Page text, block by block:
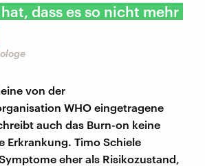
dass es so nicht mehr
von der
WHO eingetragene
auch das Burn-on keine
Erkrankung. Timo Schiele
eher als Risikozustand,